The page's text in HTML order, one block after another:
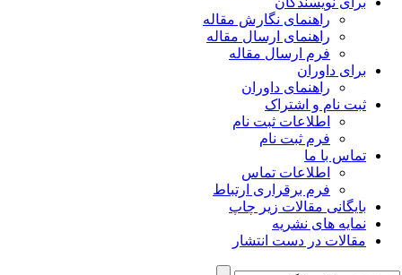
راهنمای نگارش مقاله
راهنمای ارسال مقاله
فرم ارسال مقاله
برای داوران
راهنمای داوران
ثبت نام و اشتراک
اطلاعات ثبت نام
فرم ثبت نام
تماس با ما
اطلاعات تماس
فرم برقراری ارتباط
بایگانی مقالات زیر چاپ
نمایه های نشریه
مقالات در دست انتشار